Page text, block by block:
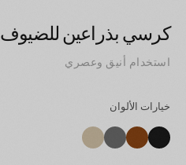
كرسي بذراعين للضيوف CANVAS
استخدام أنيق وعصري
خيارات الألوان